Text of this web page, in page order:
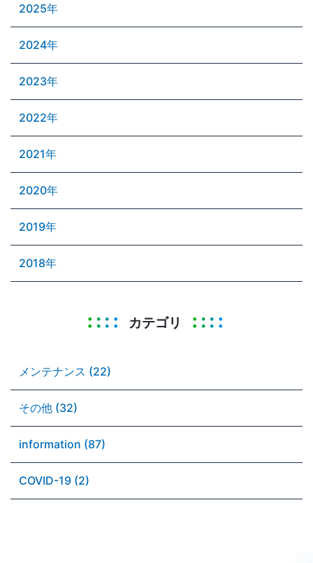
2025年
2024年
2023年
2022年
2021年
2020年
2019年
2018年
カテゴリ
メンテナンス (22)
その他 (32)
information (87)
COVID-19 (2)